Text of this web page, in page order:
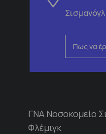
Πως να
ΓΝΑ Νοσοκομείο
Φλέμιγκ